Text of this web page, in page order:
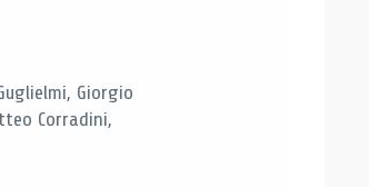
Giorgio
Corradini,